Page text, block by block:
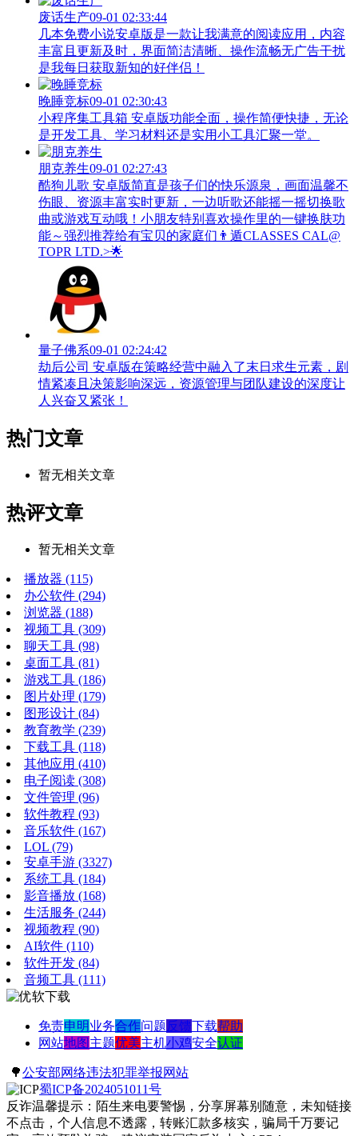
废话生产09-01 02:33:44
几本免费小说安卓版是一款让我满意的阅读应用，内容
丰富且更新及时，界面简洁清晰、操作流畅无广告干扰
是我每日获取新知的好伴侣！
晚睡竞标09-01 02:30:43
小程序集工具箱 安卓版功能全面，操作简便快捷，无论
是开发工具、学习材料还是实用小工具汇聚一堂。
朋克养生09-01 02:27:43
酷狗儿歌 安卓版简直是孩子们的快乐源泉，画面温馨不
伤眼、资源丰富实时更新，一边听歌还能摇一摇切换歌
曲或游戏互动哦！小朋友特别喜欢操作里的一键换肤功
能～强烈推荐给有宝贝的家庭们👨‍遁️CLASSES CAL@
TOPR LTD.>🌟
量子佛系09-01 02:24:42
劫后公司 安卓版在策略经营中融入了末日求生元素，剧
情紧凑且决策影响深远，资源管理与团队建设的深度让
人兴奋又紧张！
热门文章
暂无相关文章
热评文章
暂无相关文章
播放器 (115)
办公软件 (294)
浏览器 (188)
视频工具 (309)
聊天工具 (98)
桌面工具 (81)
游戏工具 (186)
图片处理 (179)
图形设计 (84)
教育教学 (239)
下载工具 (118)
其他应用 (410)
电子阅读 (308)
文件管理 (96)
软件教程 (93)
音乐软件 (167)
LOL (79)
安卓手游 (3327)
系统工具 (184)
影音播放 (168)
生活服务 (244)
视频教程 (90)
AI软件 (110)
软件开发 (84)
音频工具 (111)
免责申明业务合作问题反馈下载帮助
网站地图 主题优美主机小鸡安全认证
🌳公安部网络违法犯罪举报网站
蜀ICP备2024051011号
反诈温馨提示：陌生来电要警惕，分享屏幕别随意，未知链接
不点击，个人信息不透露，转账汇款多核实，骗局千万要记